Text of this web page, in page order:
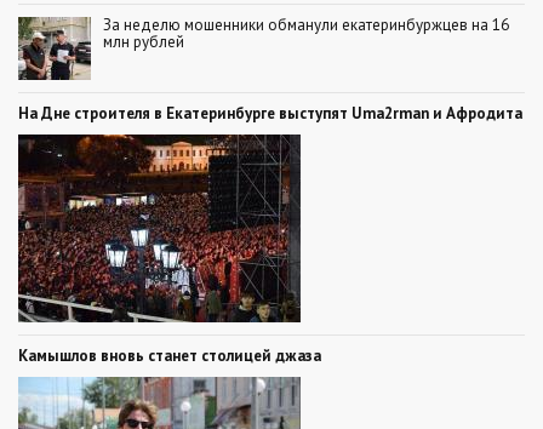
За неделю мошенники обманули екатеринбуржцев на 16
млн рублей
На Дне строителя в Екатеринбурге выступят Uma2rman и Афродита
Камышлов вновь станет столицей джаза